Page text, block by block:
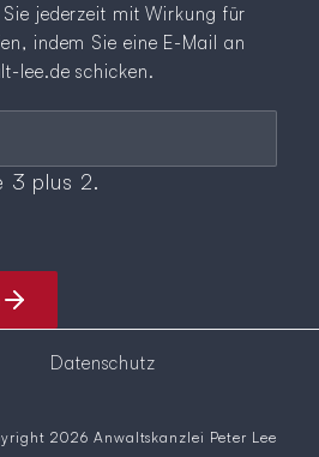
jederzeit mit Wirkung für
indem Sie eine E-Mail an
lee.de schicken.
*
3 plus 2.
Datenschutz
2026 Anwaltskanzlei Peter Lee